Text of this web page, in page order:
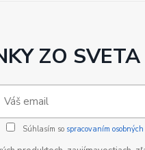
ZO
Súhlasím so spracovaním